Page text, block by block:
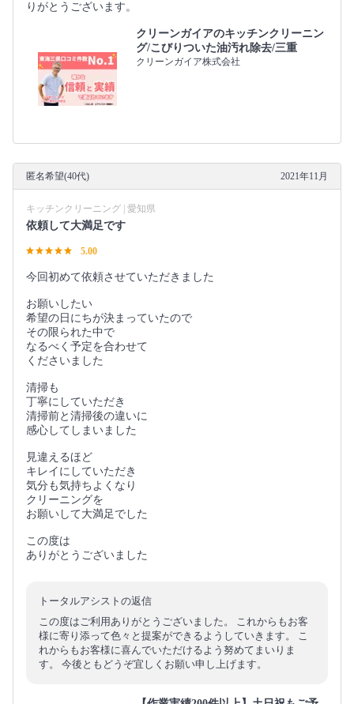
りがとうございます。
クリーンガイアのキッチンクリーニン
グ/こびりついた油汚れ除去/三重
クリーンガイア株式会社
匿名希望(40代) 2021年11月
キッチンクリーニング | 愛知県
依頼して大満足です
5.00
今回初めて依頼させていただきました
お願いしたい
希望の日にちが決まっていたので
その限られた中で
なるべく予定を合わせて
くださいました
清掃も
丁寧にしていただき
清掃前と清掃後の違いに
感心してしまいました
見違えるほど
キレイにしていただき
気分も気持ちよくなり
クリーニングを
お願いして大満足でした
この度は
ありがとうございました
トータルアシストの返信
この度はご利用ありがとうございました。 これからもお客
様に寄り添って色々と提案ができるようしていきます。 こ
れからもお客様に喜んでいただけるよう努めてまいりま
す。 今後ともどうぞ宜しくお願い申し上げます。